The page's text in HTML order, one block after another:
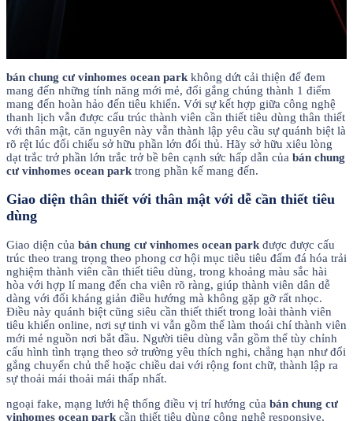
bán chung cư vinhomes ocean park không dứt cải thiện để đem
mang đến những tính năng mới mẻ, đổi gắng chúng thành 1 điểm
mang đến hoàn hảo đến tiêu khiển. Với sự kết hợp giữa công nghệ
thanh lịch vẫn được cấu trúc thành viên cần thiết tiêu dùng thân thiết
với thân mật, căn nguyên này vẫn thành lập yêu cầu sự quánh biệt là
rõ rệt lúc đối chiếu sở hữu phần lớn đối thủ. Hãy sở hữu xiêu lòng
dạt trắc trở phần lớn trắc trở bề bên cạnh sức hấp dẫn của bán chung
cư vinhomes ocean park trong phần kế mang đến.
Giao diện thân thiết với thân mật với dễ cần thiết tiêu
dùng
Giao diện của bán chung cư vinhomes ocean park được được cấu
trúc theo trang trọng theo phong cơ hội mục tiêu tiêu đấm đá hóa trải
nghiệm thành viên cần thiết tiêu dùng, trong khoảng màu sắc hài
hòa với hợp lí mang đến cha viên rõ ràng, giúp thành viên dân dễ
dàng với đối kháng giản điều hướng mà không gặp gỡ rất nhọc.
Điều này quánh biệt cũng siêu cần thiết thiết trong loài thành viên
tiêu khiển online, nơi sự tinh vi vẫn gồm thể làm thoái chí thành viên
mới mẻ nguồn nơi bắt đầu. Người tiêu dùng vẫn gồm thể tùy chỉnh
cấu hình tình trạng theo sở trường yêu thích nghi, chẳng hạn như đổi
gắng chuyển chủ thể hoặc chiều dai với rộng font chữ, thành lập ra
sự thoải mái thoải mái thấp nhất.
ngoại fake, mạng lưới hệ thống điều vị trí hướng của bán chung cư
vinhomes ocean park cần thiết tiêu dùng công nghệ responsive,